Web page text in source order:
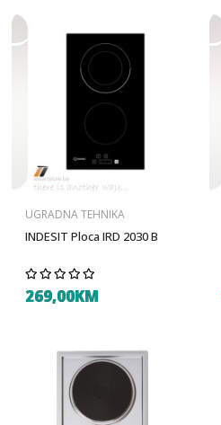
UGRADNA TEHNIKA
INDESIT Ploca IRD 2030 B
269,00KM